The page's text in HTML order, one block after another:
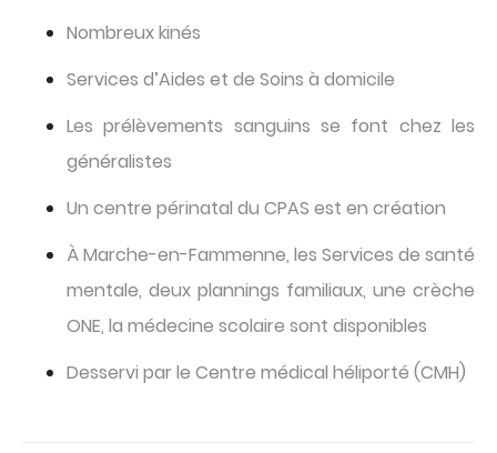
Nombreux kinés
Services d’Aides et de Soins à domicile
Les prélèvements sanguins se font chez les
généralistes
Un centre périnatal du CPAS est en création
À Marche-en-Fammenne, les Services de santé
mentale, deux plannings familiaux, une crèche
ONE, la médecine scolaire sont disponibles
Desservi par le Centre médical héliporté (CMH)